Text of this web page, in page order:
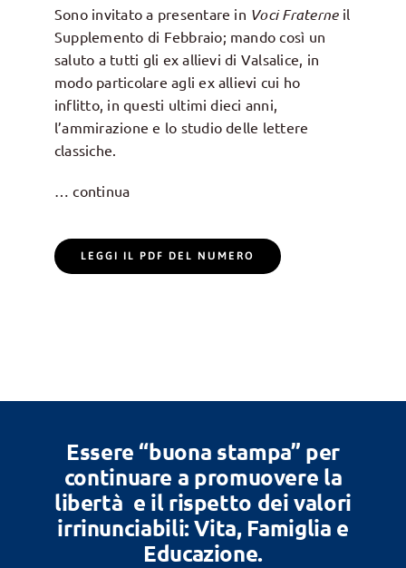
Sono invitato a presentare in Voci Fraterne il
Supplemento di Febbraio; mando così un
saluto a tutti gli ex allievi di Valsalice, in
modo particolare agli ex allievi cui ho
inflitto, in questi ultimi dieci anni,
l’ammirazione e lo studio delle lettere
classiche.
… continua
LEGGI IL PDF DEL NUMERO
Essere “buona stampa” per
continuare a promuovere la
libertà e il rispetto dei valori
irrinunciabili: Vita, Famiglia e
Educazione.